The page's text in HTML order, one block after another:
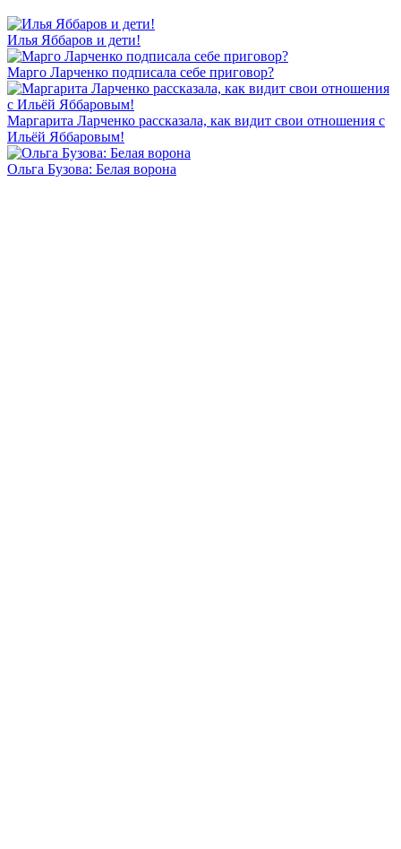
Илья Яббаров и дети!
Марго Ларченко подписала себе приговор?
Маргарита Ларченко рассказала, как видит свои отношения с
Ильёй Яббаровым!
Ольга Бузова: Белая ворона